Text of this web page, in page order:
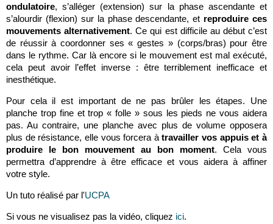
ondulatoire, s’alléger (extension) sur la phase ascendante et
s’alourdir (flexion) sur la phase descendante, et reproduire ces
mouvements alternativement. Ce qui est difficile au début c’est
de réussir à coordonner ses « gestes » (corps/bras) pour être
dans le rythme. Car là encore si le mouvement est mal exécuté,
cela peut avoir l’effet inverse : être terriblement inefficace et
inesthétique.
Pour cela il est important de ne pas brûler les étapes. Une
planche trop fine et trop « folle » sous les pieds ne vous aidera
pas. Au contraire, une planche avec plus de volume opposera
plus de résistance, elle vous forcera àtravailler vos appuis et à
produire le bon mouvement au bon moment. Cela vous
permettra d’apprendre à être efficace et vous aidera à affiner
votre style.
Un tuto réalisé par l'UCPA
Si vous ne visualisez pas la vidéo, cliquez ici.